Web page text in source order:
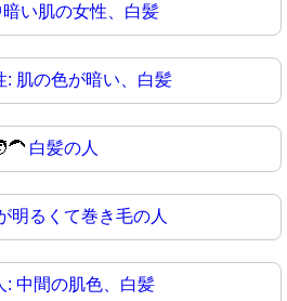
暗い肌の女性、白髪
: 肌の色が暗い、白髪
白髪の人
明るくて巻き毛の人
: 中間の肌色、白髪